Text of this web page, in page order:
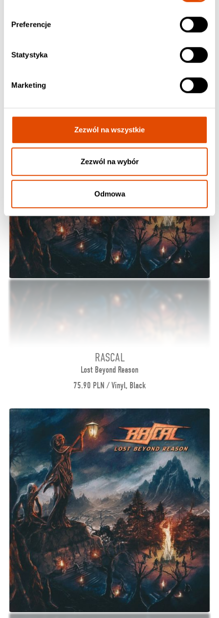
Preferencje
Statystyka
Marketing
Zezwól na wszystkie
Zezwól na wybór
Odmowa
RASCAL
Lost Beyond Reason
75.90 PLN / Vinyl, Black